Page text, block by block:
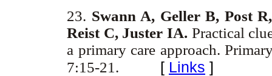
23. Swann A, Geller B, Post
Reist C, Juster IA. Practical
a primary care approach.
7:15-21.
[ Links ]